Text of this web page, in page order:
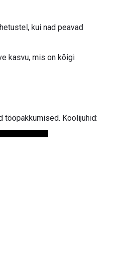
kui nad peavad
kasvu, mis on kõigi
tööpakkumised. Koolijuhid: